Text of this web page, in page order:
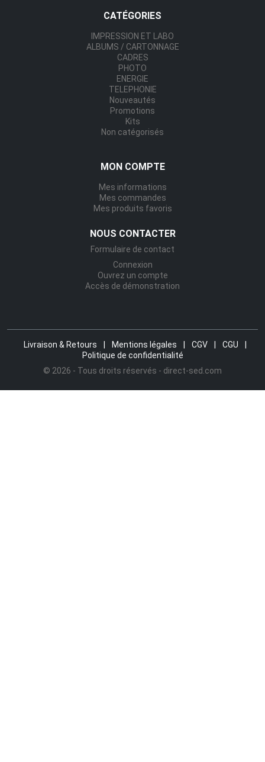
CATÉGORIES
IMPRESSION ET LABO
ALBUMS / CARTONNAGE
CADRES
PHOTO
ENERGIE
TELEPHONIE
Nouveautés
Promotions
Kits
Non catégorisés
MON COMPTE
Mes informations
Mes commandes
Mes produits favoris
NOUS CONTACTER
Formulaire de contact
Connexion
Ouvrez un compte
Accès de démonstration
Livraison & Retours Mentions légales CGV CGU
Politique de confidentialité
© 2026 - Tous droits réservés - direct-sed.com